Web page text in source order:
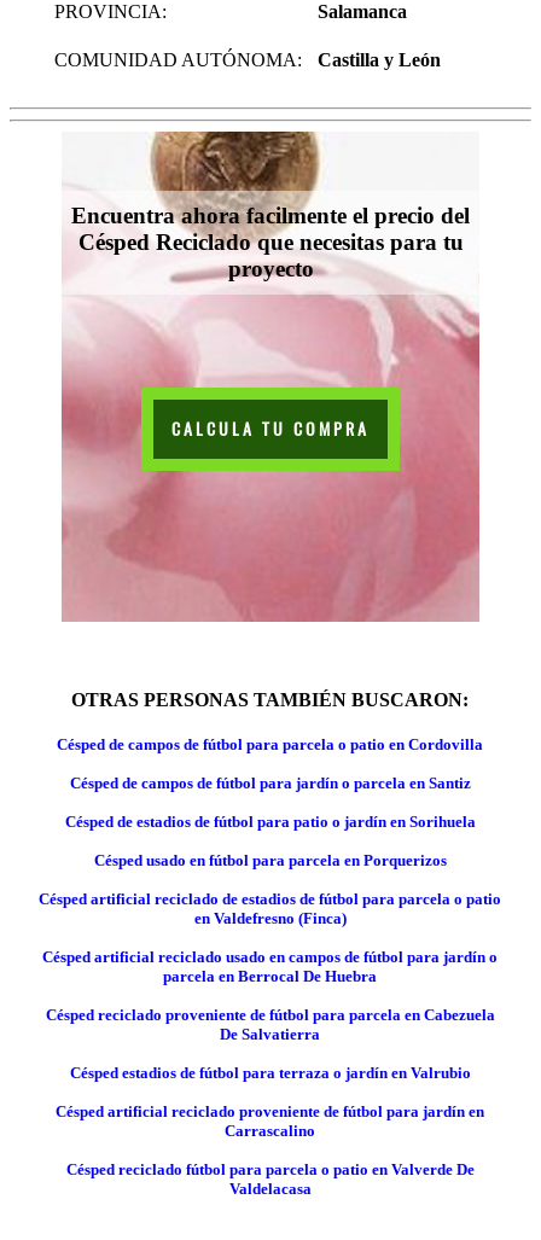
PROVINCIA: Salamanca
COMUNIDAD AUTÓNOMA: Castilla y León
Encuentra ahora facilmente el precio del
Césped Reciclado que necesitas para tu
proyecto
CALCULA TU COMPRA
OTRAS PERSONAS TAMBIÉN BUSCARON:
Césped de campos de fútbol para parcela o patio en Cordovilla
Césped de campos de fútbol para jardín o parcela en Santiz
Césped de estadios de fútbol para patio o jardín en Sorihuela
Césped usado en fútbol para parcela en Porquerizos
Césped artificial reciclado de estadios de fútbol para parcela o patio
en Valdefresno (Finca)
Césped artificial reciclado usado en campos de fútbol para jardín o
parcela en Berrocal De Huebra
Césped reciclado proveniente de fútbol para parcela en Cabezuela
De Salvatierra
Césped estadios de fútbol para terraza o jardín en Valrubio
Césped artificial reciclado proveniente de fútbol para jardín en
Carrascalino
Césped reciclado fútbol para parcela o patio en Valverde De
Valdelacasa